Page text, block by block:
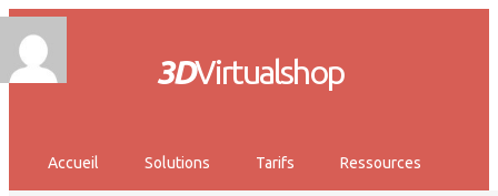
3DVirtualshop
Accueil Solutions Tarifs Ressources